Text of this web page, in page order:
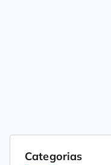
Categorias